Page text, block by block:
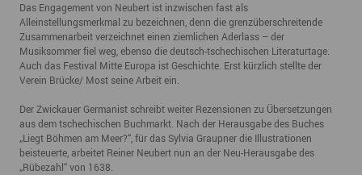
Das Engagement von Neubert ist inzwischen fast als
Alleinstellungsmerkmal zu bezeichnen, denn die grenzüberschreitende
Zusammenarbeit verzeichnet einen ziemlichen Aderlass – der
Musiksommer fiel weg, ebenso die deutsch-tschechischen Literaturtage.
Auch das Festival Mitte Europa ist Geschichte. Erst kürzlich stellte der
Verein Brücke/ Most seine Arbeit ein.
Der Zwickauer Germanist schreibt weiter Rezensionen zu Übersetzungen
aus dem tschechischen Buchmarkt. Nach der Herausgabe des Buches
„Liegt Böhmen am Meer?“, für das Sylvia Graupner die Illustrationen
beisteuerte, arbeitet Reiner Neubert nun an der Neu-Herausgabe des
„Rübezahl“ von 1638.